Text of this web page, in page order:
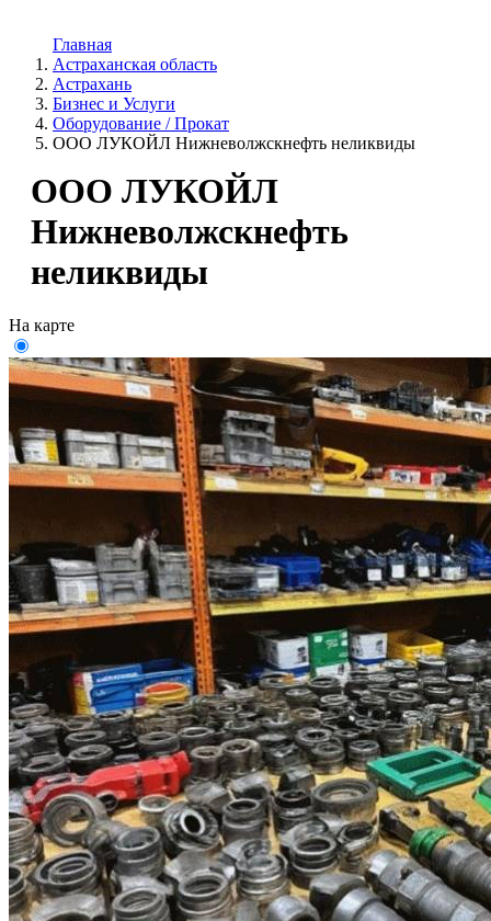
Главная
Астраханская область
Астрахань
Бизнес и Услуги
Оборудование / Прокат
ООО ЛУКОЙЛ Нижневолжскнефть неликвиды
ООО ЛУКОЙЛ
Нижневолжскнефть
неликвиды
На карте